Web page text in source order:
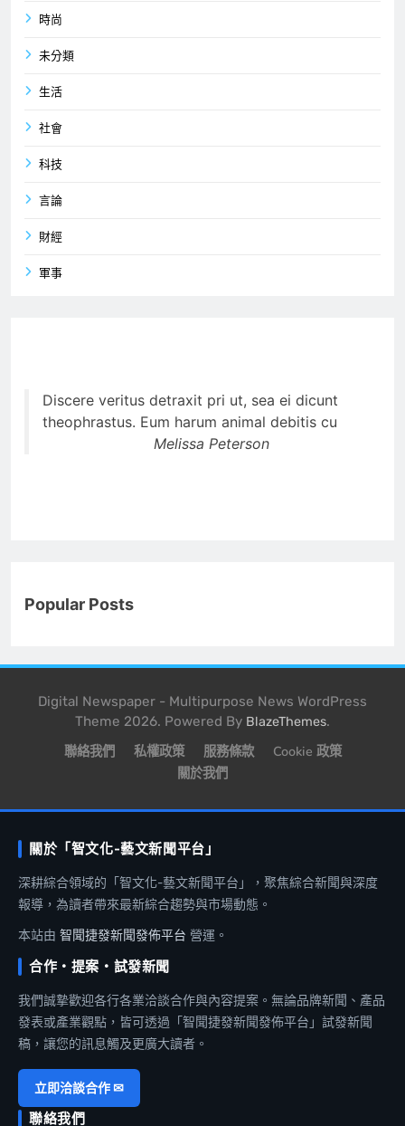
時尚
未分類
生活
社會
科技
言論
財經
軍事
Discere veritus detraxit pri ut, sea ei dicunt
theophrastus. Eum harum animal debitis cu
Melissa Peterson
Popular Posts
Digital Newspaper - Multipurpose News WordPress
Theme 2026. Powered By BlazeThemes.
聯絡我們 私權政策 服務條款
Cookie 政策
關於我們
關於「智文化-藝文新聞平台」
深耕綜合領域的「智文化-藝文新聞平台」，聚焦綜合新聞與深度
報導，為讀者帶來最新綜合趨勢與市場動態。
本站由 智聞捷發新聞發佈平台 營運。
合作・提案・試發新聞
我們誠摯歡迎各行各業洽談合作與內容提案。無論品牌新聞、產品
發表或產業觀點，皆可透過「智聞捷發新聞發佈平台」試發新聞
稿，讓您的訊息觸及更廣大讀者。
立即洽談合作 ✉
聯絡我們